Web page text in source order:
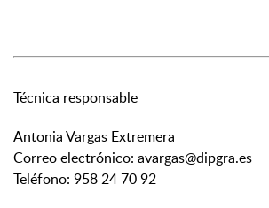
Técnica responsable
Antonia Vargas Extremera
Correo electrónico: avargas@dipgra.es
Teléfono: 958 24 70 92